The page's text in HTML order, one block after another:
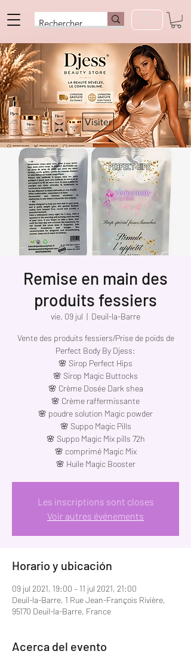
Visiter
Remise en main des
produits fessiers
vie, 09 jul
  |
Deuil-la-Barre
Vente des produits fessiers/Prise de poids de
Perfect Body By Djess:
🌸 Sirop Perfect Hips
🌸 Sirop Magic Buttocks
🌸 Crème Dosée Dark shea
🌸 Crème raffermissante
🌸 poudre solution Magic powder
🌸 Suppo Magic Pills
🌸 Suppo Magic Mix pills 72h
🌸 comprimé Magic Mix
🌸 Huile Magic Booster
Les inscriptions sont closes
Voir autres événements
Horario y ubicación
09 jul 2021, 19:00 – 11 jul 2021, 21:00
Deuil-la-Barre, 1 Rue Jean-François Rivière,
95170 Deuil-la-Barre, France
Acerca del evento